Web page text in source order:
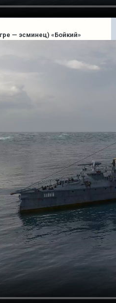
— эсминец) «Бойкий»